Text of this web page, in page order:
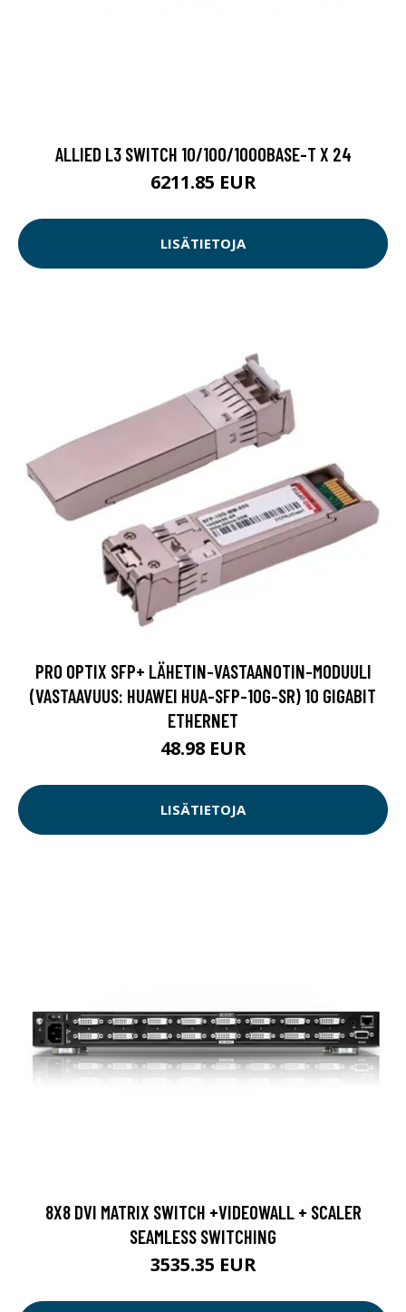
ALLIED L3 SWITCH 10/100/1000BASE-T X 24
6211.85 EUR
LISÄTIETOJA
PRO OPTIX SFP+ LÄHETIN-VASTAANOTIN-MODUULI
(VASTAAVUUS: HUAWEI HUA-SFP-10G-SR) 10 GIGABIT
ETHERNET
48.98 EUR
LISÄTIETOJA
8X8 DVI MATRIX SWITCH +VIDEOWALL + SCALER
SEAMLESS SWITCHING
3535.35 EUR